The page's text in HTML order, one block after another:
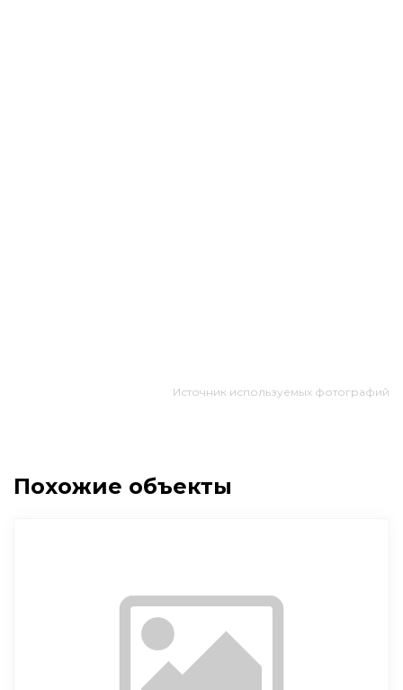
Источник используемых фотографий
Похожие объекты